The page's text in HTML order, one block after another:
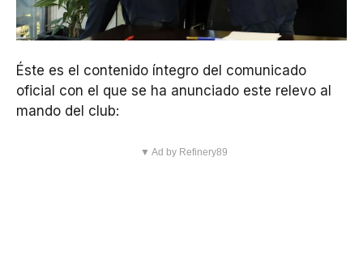
Éste es el contenido íntegro del comunicado
oficial con el que se ha anunciado este relevo al
mando del club:
▼ Ad by Refinery89